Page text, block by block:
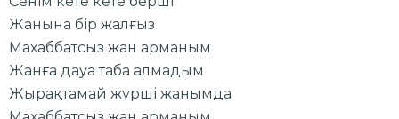
Жанына бір жалғыз
Махаббатсыз жан арманым
Жанға дауа таба алмадым
Жырақтамай жүрші жанымда